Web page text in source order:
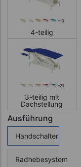
4-teilig
3-teilig mit
Dachstellung
Ausführung
Handschalter
Radhebesystem